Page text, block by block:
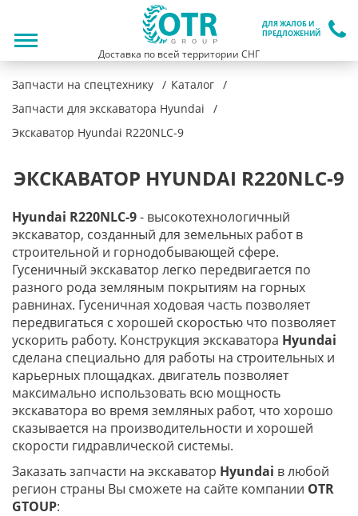
ДЛЯ ЖАЛОБ И
ПРЕДЛОЖЕНИЙ
Доставка по всей территории СНГ
Запчасти на спецтехнику
Каталог
Запчасти для экскаватора Hyundai
Экскаватор Hyundai R220NLC-9
ЭКСКАВАТОР HYUNDAI R220NLC-9
Hyundai R220NLC-9- высокотехнологичный
экскаватор, созданный для земельных работ в
строительной и горнодобывающей сфере.
Гусеничный экскаватор легко передвигается по
разного рода земляным покрытиям на горных
равнинах. Гусеничная ходовая часть позволяет
передвигаться с хорошей скоростью что позволяет
ускорить работу. Конструкция экскаватора Hyundai
сделана специально для работы на строительных и
карьерных площадках. двигатель позволяет
максимально использовать всю мощность
экскаватора во время земляных работ, что хорошо
сказывается на производительности и хорошей
скорости гидравлической системы.
Заказать запчасти на экскаватор Hyundai в любой
регион страны Вы сможете на сайте компании OTR
GTOUP: